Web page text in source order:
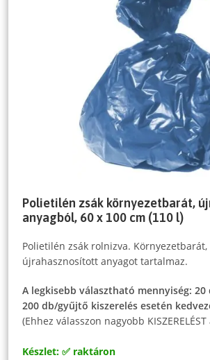
Polietilén zsák környezetbarát,
anyagból, 60 x 100 cm (110 l)
Polietilén zsák rolnizva.
újrahasznosított anyagot tartalmaz.
A legkisebb választható mennyiség: 20
200 db/gyűjtő kiszerelés esetén
(Ehhez válasszon nagyobb
Készlet: ✅ raktáron